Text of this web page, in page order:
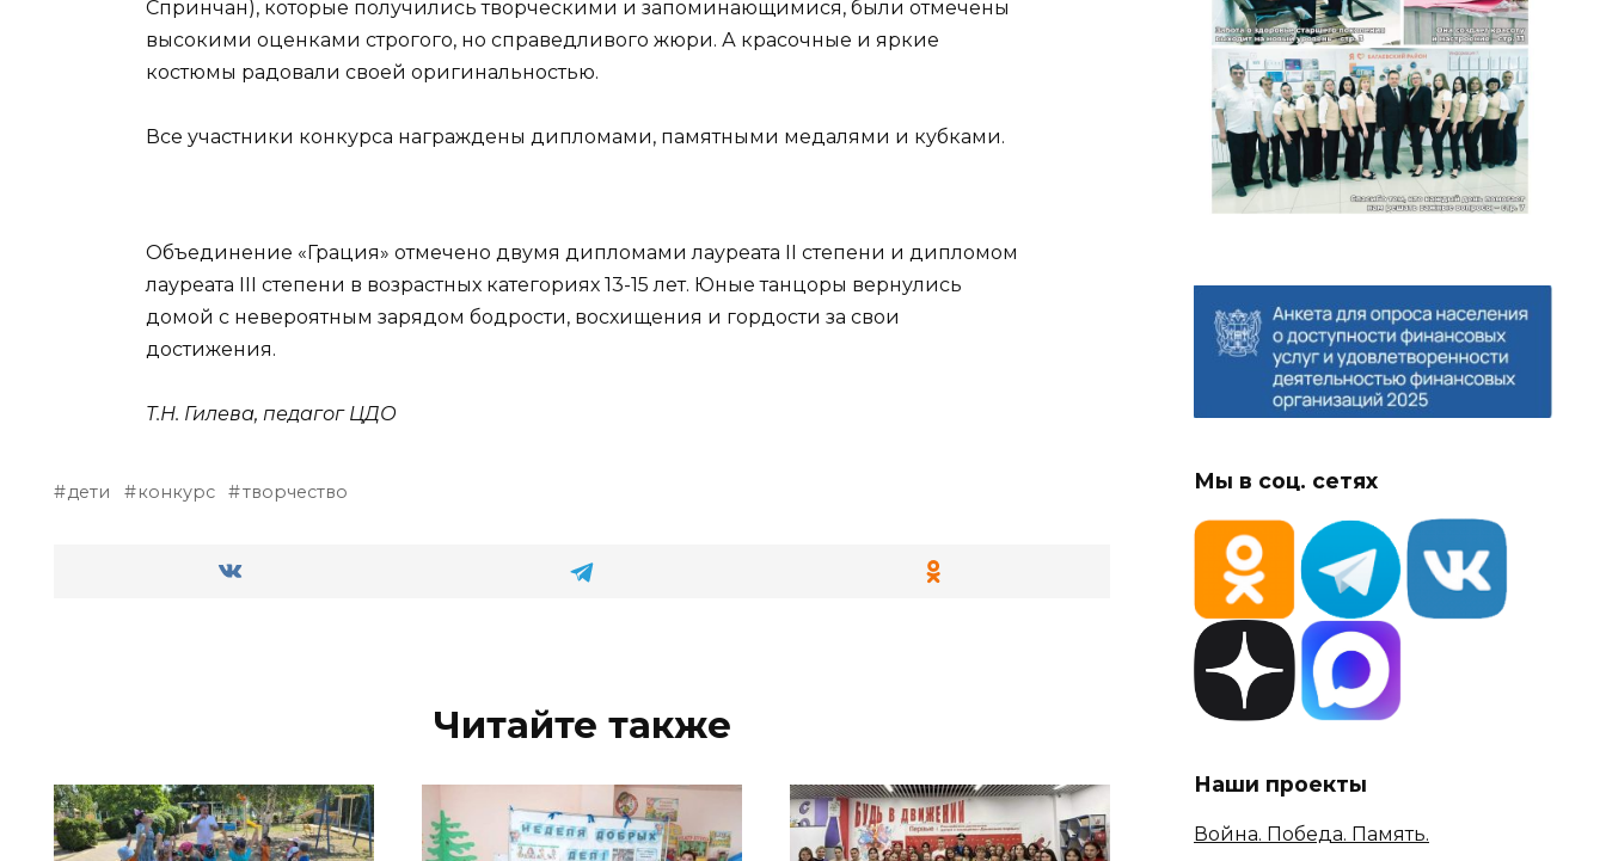
Спринчан), которые получились творческими и запоминающимися, были отмечены
высокими оценками строгого, но справедливого жюри. А красочные и яркие
костюмы радовали своей оригинальностью.
Все участники конкурса награждены дипломами, памятными медалями и кубками.
Объединение «Грация» отмечено двумя дипломами лауреата II степени и дипломом
лауреата III степени в возрастных категориях 13-15 лет. Юные танцоры вернулись
домой с невероятным зарядом бодрости, восхищения и гордости за свои
достижения.
Т.Н. Гилева, педагог ЦДО
дети конкурс творчество
Читайте также
Мы в соц. сетях
Наши проекты
Война. Победа. Память.